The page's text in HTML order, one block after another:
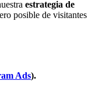
estrategia de
posible de visitantes
Ads).